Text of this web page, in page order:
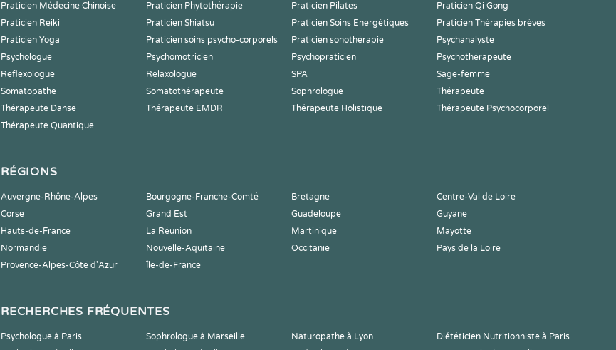
Praticien Médecine Chinoise
Praticien Phytothérapie Praticien Pilates
Praticien Qi Gong
Praticien Reiki
Praticien Shiatsu Praticien Soins Energétiques
Praticien Thérapies brèves
Praticien Yoga
Praticien soins psycho-corporels Praticien sonothérapie
Psychanalyste
Psychologue
Psychomotricien Psychopraticien
Psychothérapeute
Reflexologue
Relaxologue SPA
Sage-femme
Somatopathe
Somatothérapeute Sophrologue
Thérapeute
Thérapeute Danse
Thérapeute EMDR Thérapeute Holistique
Thérapeute Psychocorporel
Thérapeute Quantique
RÉGIONS
Auvergne-Rhône-Alpes Bourgogne-Franche-Comté Bretagne
Centre-Val de Loire
Corse
Grand Est Guadeloupe
Guyane
Hauts-de-France
La Réunion Martinique
Mayotte
Normandie
Nouvelle-Aquitaine Occitanie
Pays de la Loire
Provence-Alpes-Côte d'Azur
Île-de-France
RECHERCHES FRÉQUENTES
Psychologue à Paris Sophrologue à Marseille Naturopathe à Lyon
Diététicien Nutritionniste à Paris